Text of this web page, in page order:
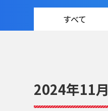
すべて
2024年11月